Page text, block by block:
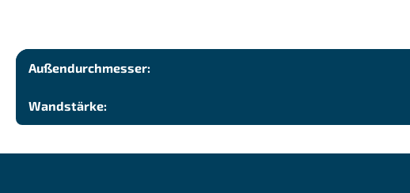
Außendurchmesser:
Wandstärke: